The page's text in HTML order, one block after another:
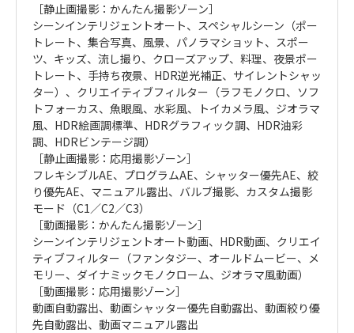
［静止画撮影：かんたん撮影ゾーン］
シーンインテリジェントオート、スペシャルシーン（ポー
トレート、集合写真、風景、パノラマショット、スポー
ツ、キッズ、流し撮り、クローズアップ、料理、夜景ポー
トレート、手持ち夜景、HDR逆光補正、サイレントシャッ
ター）、クリエイティブフィルター（ラフモノクロ、ソフ
トフォーカス、魚眼風、水彩風、トイカメラ風、ジオラマ
風、HDR絵画調標準、HDRグラフィック調、HDR油彩
調、HDRビンテージ調）
［静止画撮影：応用撮影ゾーン］
フレキシブルAE、プログラムAE、シャッター優先AE、絞
り優先AE、マニュアル露出、バルブ撮影、カスタム撮影
モード（C1／C2／C3）
［動画撮影：かんたん撮影ゾーン］
シーンインテリジェントオート動画、HDR動画、クリエイ
ティブフィルター（ファンタジー、オールドムービー、メ
モリー、ダイナミックモノクローム、ジオラマ風動画）
［動画撮影：応用撮影ゾーン］
動画自動露出、動画シャッター優先自動露出、動画絞り優
先自動露出、動画マニュアル露出